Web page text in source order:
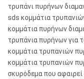
τρυπάνι πυρήνων
sds κομμάτια
κομμάτια πυρήνων
τρυπάνια πυρήνων για
κομμάτια τρυπανιών
κομμάτια τρυπανιών
σκυρόδεμα που